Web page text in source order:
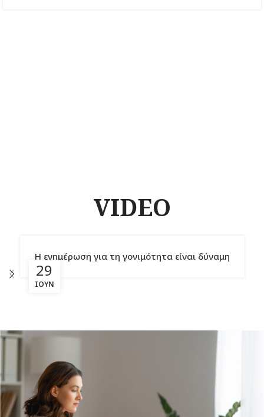
VIDEO
29
ΙΟΎΝ
Η ενημέρωση για τη γονιμότητα είναι δύναμη